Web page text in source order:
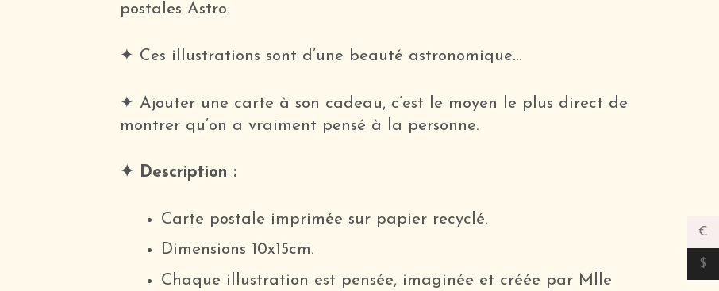
Balance
postales Astro.
✦ Ces illustrations sont d’une beauté astronomique…
✦ Ajouter une carte à son cadeau, c’est le moyen le plus direct de
montrer qu’on a vraiment pensé à la personne.
✦ Description :
Carte postale imprimée sur papier recyclé.
Dimensions 10x15cm.
Chaque illustration est pensée, imaginée et créée par Mlle
€
$